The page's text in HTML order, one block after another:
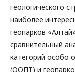
геологического
наиболее
геопарков
сравнительный
категорий особо
(ООПТ) и